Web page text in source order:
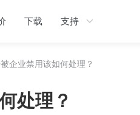
下载 支持
企业禁用该如何处理？
处理？